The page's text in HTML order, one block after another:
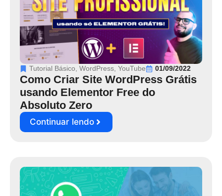
Tutorial Básico WordPress YouTube 01/09/2022
Como Criar Site WordPress Grátis
usando Elementor Free do
Absoluto Zero
Continuar lendo